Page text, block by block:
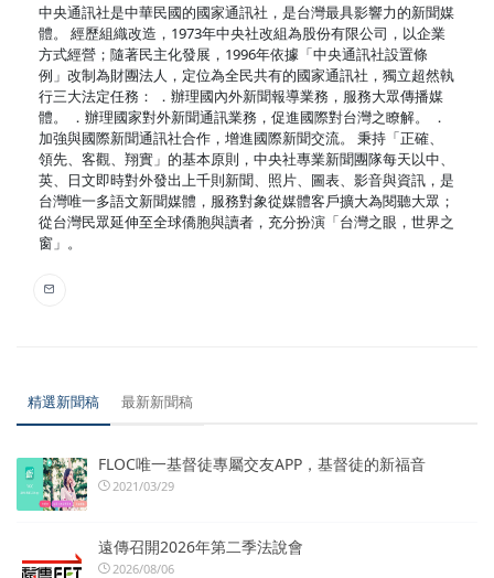
中央通訊社是中華民國的國家通訊社，是台灣最具影響力的新聞媒
體。 經歷組織改造，1973年中央社改組為股份有限公司，以企業
方式經營；隨著民主化發展，1996年依據「中央通訊社設置條
例」改制為財團法人，定位為全民共有的國家通訊社，獨立超然執
行三大法定任務： ．辦理國內外新聞報導業務，服務大眾傳播媒
體。 ．辦理國家對外新聞通訊業務，促進國際對台灣之瞭解。 ．
加強與國際新聞通訊社合作，增進國際新聞交流。 秉持「正確、
領先、客觀、翔實」的基本原則，中央社專業新聞團隊每天以中、
英、日文即時對外發出上千則新聞、照片、圖表、影音與資訊，是
台灣唯一多語文新聞媒體，服務對象從媒體客戶擴大為閱聽大眾；
從台灣民眾延伸至全球僑胞與讀者，充分扮演「台灣之眼，世界之
窗」。
精選新聞稿 最新新聞稿
FLOC唯一基督徒專屬交友APP，基督徒的新福音
2021/03/29
遠傳召開2026年第二季法說會
2026/08/06